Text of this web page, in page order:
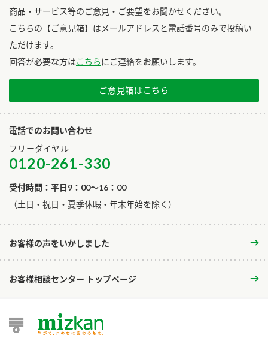
商品・サービス等のご意見・ご要望をお聞かせください。
こちらの【ご意見箱】はメールアドレスと電話番号のみで投稿い
ただけます。
回答が必要な方はこちらにご連絡をお願いします。
ご意見箱はこちら
電話でのお問い合わせ
フリーダイヤル
0120-261-330
受付時間：平日9：00～16：00
​（土日・祝日・夏季休暇・年末年始を除く）
お客様の声をいかしました
お客様相談センター トップページ